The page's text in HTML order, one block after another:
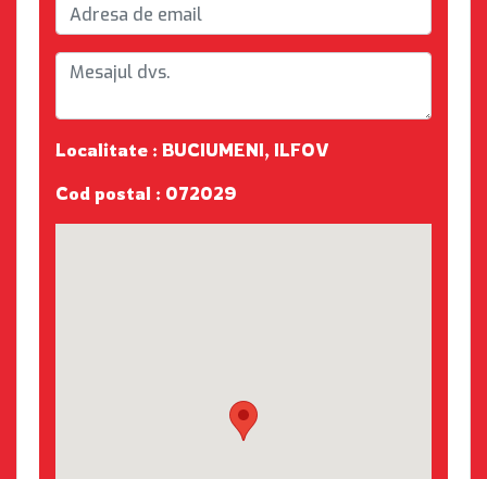
Localitate : BUCIUMENI, ILFOV
Cod postal : 072029